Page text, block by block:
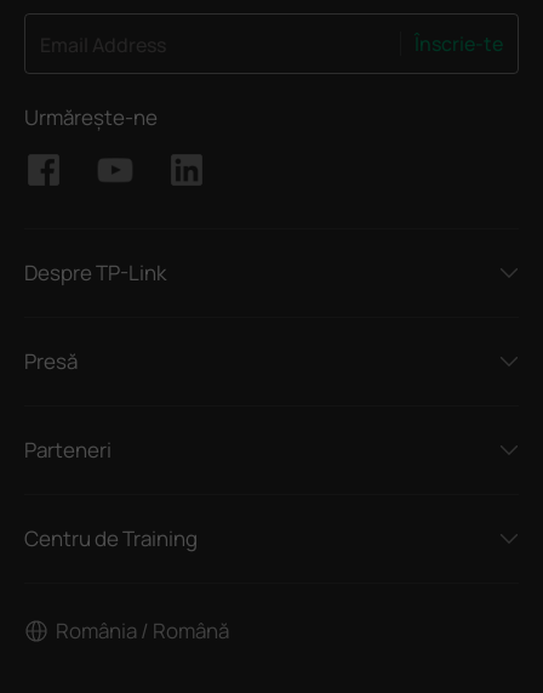
Înscrie-te
Urmărește-ne
Despre TP-Link
Presă
Parteneri
Centru de Training
România / Română